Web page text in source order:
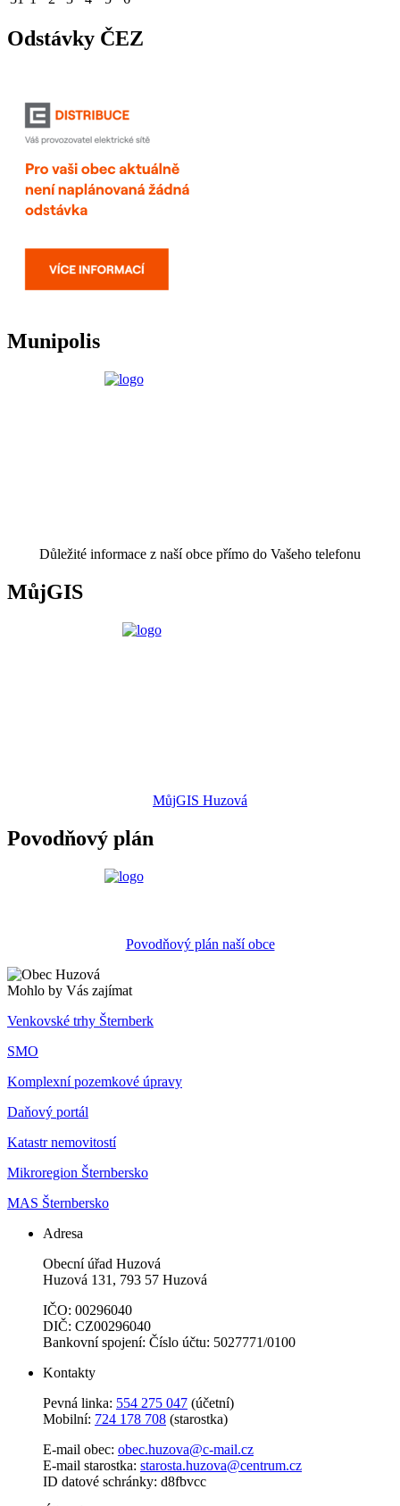
Odstávky ČEZ
Munipolis
Důležité informace z naší obce přímo do Vašeho telefonu
MůjGIS
MůjGIS Huzová
Povodňový plán
Povodňový plán naší obce
Mohlo by Vás zajímat
Venkovské trhy Šternberk
SMO
Komplexní pozemkové úpravy
Daňový portál
Katastr nemovitostí
Mikroregion Šternbersko
MAS Šternbersko
Adresa
Obecní úřad Huzová
Huzová 131, 793 57 Huzová
IČO: 00296040
DIČ: CZ00296040
Bankovní spojení: Číslo účtu: 5027771/0100
Kontakty
Pevná linka: 554 275 047 (účetní)
Mobilní: 724 178 708 (starostka)
E-mail obec: obec.huzova@c-mail.cz
E-mail starostka: starosta.huzova@centrum.cz
ID datové schránky: d8fbvcc